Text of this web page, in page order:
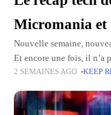
Micromania et
Nouvelle semaine,
Et encore une fois, il n’a
conférence pour voir les
2 SEMAINES AGO KEEP